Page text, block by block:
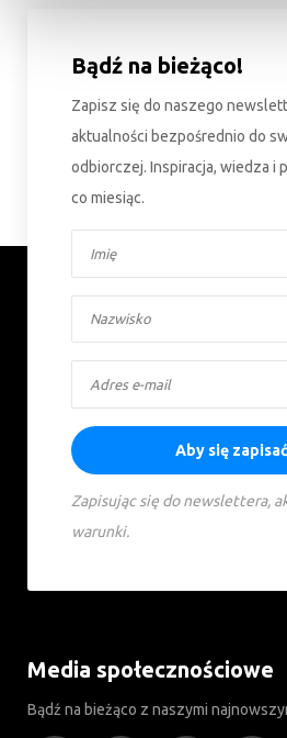
Bądź na bieżąco!
Zapisz się do naszego
aktualności bezpośrednio do
odbiorczej. Inspiracja, wiedza i
co miesiąc.
Aby się zapisać
Zapisując się do newslettera,
warunki.
Media społecznościowe
Bądź na bieżąco z naszymi